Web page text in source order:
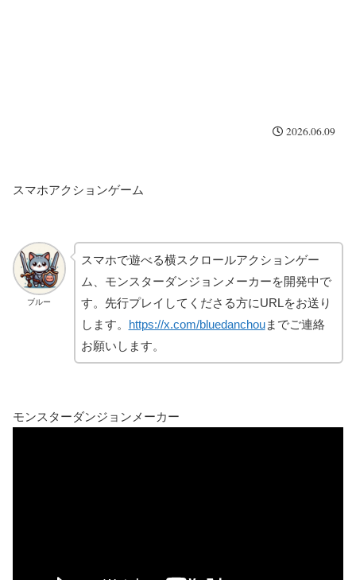
2026.06.09
スマホアクションゲーム
ブルー
スマホで遊べる横スクロールアクションゲー
ム、モンスターダンジョンメーカーを開発中で
す。先行プレイしてくださる方にURLをお送り
します。 https://x.com/bluedanchouまでご連絡
お願いします。
モンスターダンジョンメーカー